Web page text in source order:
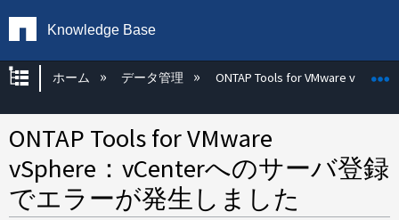
Knowledge Base
グローバル階層を展開/折りたたむ
ホーム データ管理 ONTAP Tools for VMware vSphere
ONTAP Tools for VMware
vSphere：vCenterへのサーバ登録
でエラーが発生しました